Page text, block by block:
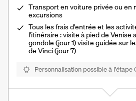
Transport en voiture privée ou en
excursions
Tous les frais d'entrée et les
l'itinéraire : visite à pied de Venise
gondole (jour 1) visite guidée sur
de Vinci (jour 7)
Personnalisation possible à l’étape